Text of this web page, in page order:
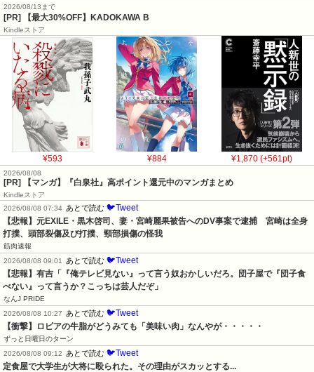
2026/08/13まで
[PR] 【最大30%OFF】KADOKAWA B
Kindleストア
¥593 ¥884 ¥1,870 (+561pt)
2026/08/08
[PR] 【マンガ】『白泉社』高ポイント還元中のマンガまとめ
Kindleストア
2026/08/08 07:34 あとで読む 🐦Tweet
【悲報】元EXILE・黒木啓司、妻・宮崎麗果被告へのDV事案で逮捕　宮崎は全身
打撲、頭部裂傷及び打撲、頸部損傷の怪我
筋肉速報
2026/08/08 09:01
あとで読む 🐦Tweet
【悲報】有吉「『俺テレビ見ない』って言う奴おかしいだろ。団子屋で『団子食
べない』って言うか？こっちは芸人だぞ」
なんJ PRIDE
2026/08/08 10:27
あとで読む 🐦Tweet
【衝撃】ロピアの牛脂がどうみても「美味い肉」なんやが・・・・・
ずっと日曜日のターン
2026/08/08 09:12
あとで読む 🐦Tweet
定食屋で大学生が大将に殴られた。その理由がスカッとする...